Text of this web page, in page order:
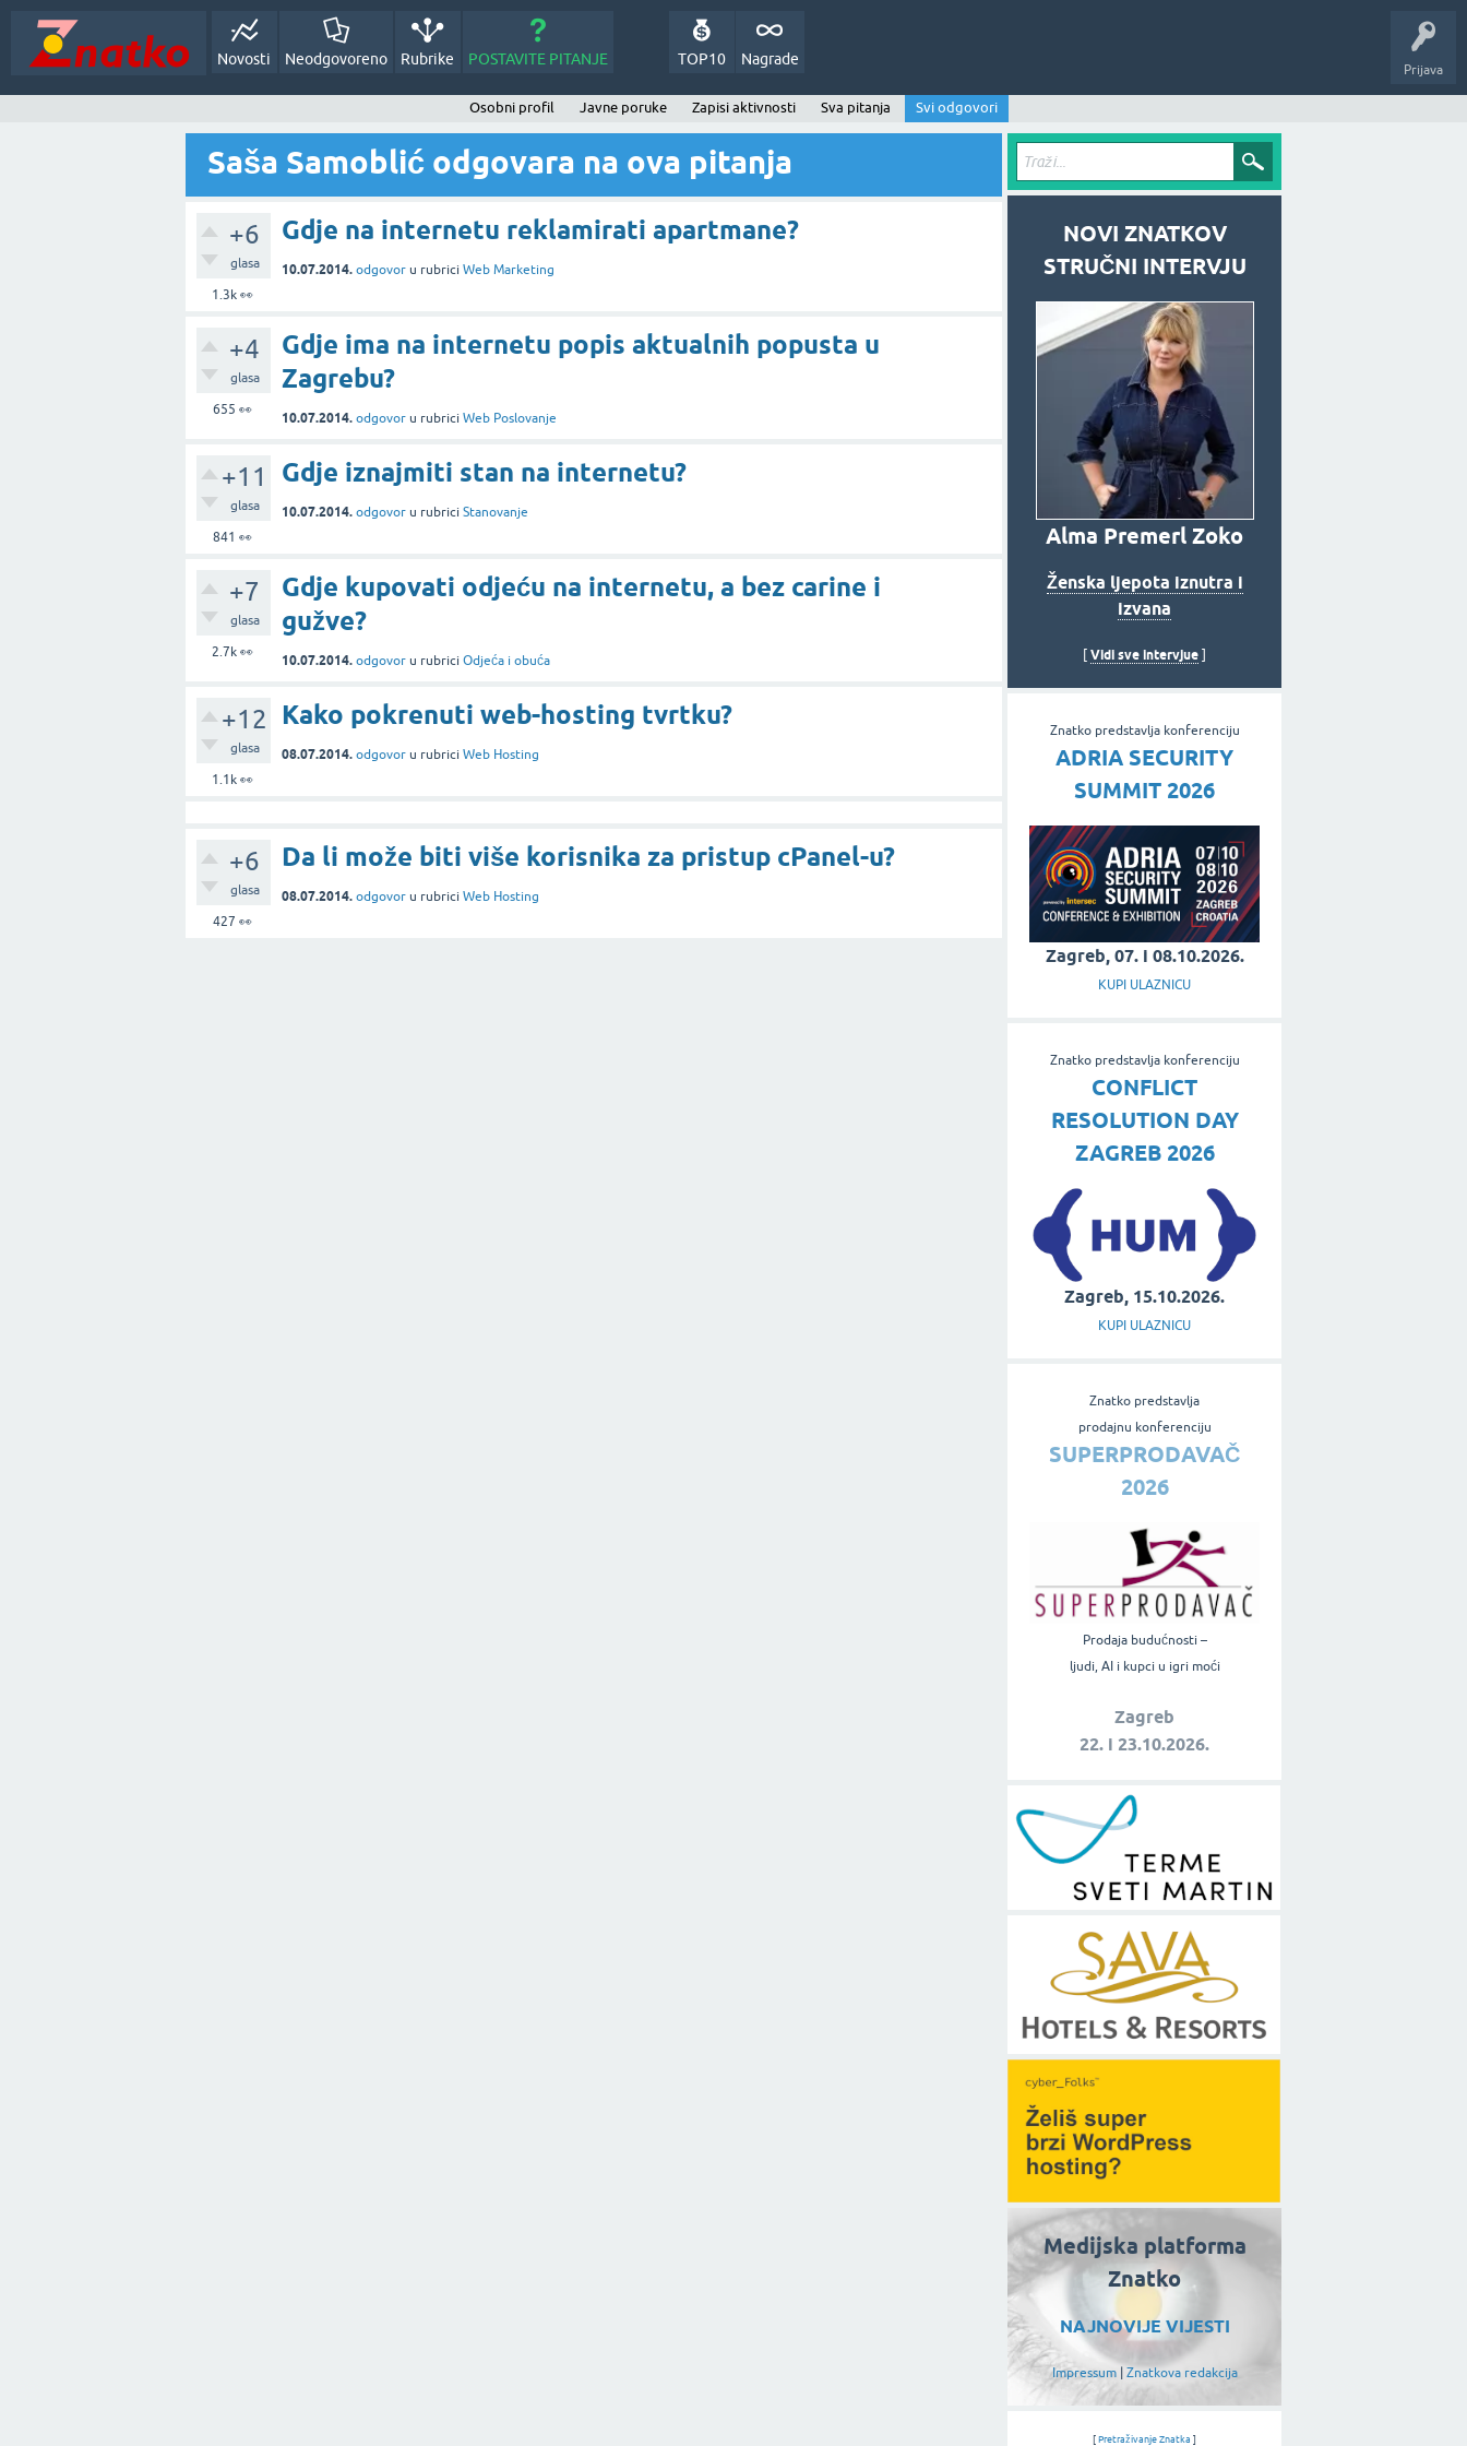
Prijava
Novosti Neodgovoreno Rubrike POSTAVITE PITANJE Nagrade
TOP10
Osobni profil Javne poruke Zapisi aktivnosti Sva pitanja Svi odgovori
Saša Samoblić odgovara na ova pitanja
+6
glasa
1.3k👀
Gdje na internetu reklamirati apartmane?
10.07.2014. odgovor u rubrici Web Marketing
+4
glasa
655 👀
Gdje ima na internetu popis aktualnih popusta u
Zagrebu?
10.07.2014. odgovor u rubrici Web Poslovanje
+11
glasa
841 👀
Gdje iznajmiti stan na internetu?
10.07.2014. odgovor u rubrici Stanovanje
+7
glasa
2.7k👀
Gdje kupovati odjeću na internetu, a bez carine i
gužve?
10.07.2014. odgovor u rubrici Odjeća i obuća
+12
glasa
1.1k👀
Kako pokrenuti web-hosting tvrtku?
08.07.2014. odgovor u rubrici Web Hosting
+6
glasa
427 👀
Da li može biti više korisnika za pristup cPanel-u?
08.07.2014. odgovor u rubrici Web Hosting
NOVI ZNATKOV
STRUČNI INTERVJU
Alma Premerl Zoko
Ženska ljepota iznutra i
izvana
Vidi sve intervjue
Znatko predstavlja konferenciju
ADRIA SECURITY
SUMMIT 2026
Zagreb, 07. i 08.10.2026.
KUPI ULAZNICU
Znatko predstavlja konferenciju
CONFLICT
RESOLUTION DAY
ZAGREB 2026
Zagreb, 15.10.2026.
KUPI ULAZNICU
Znatko predstavlja
prodajnu konferenciju
SUPERPRODAVAČ
2026
Prodaja budućnosti –
ljudi, AI i kupci u igri moći
Zagreb
22. i 23.10.2026.
Medijska platforma
Znatko
NAJNOVIJE VIJESTI
Impressum| Znatkova redakcija
[ Pretraživanje Znatka ]